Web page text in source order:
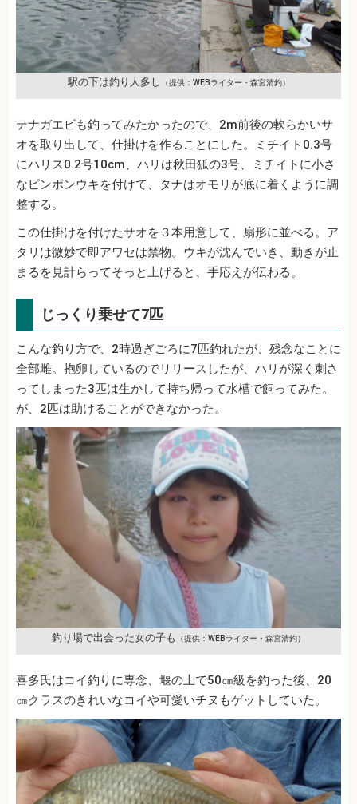
駅の下は釣り人多し （提供：WEBライター・森宮清釣）
テナガエビも釣ってみたかったので、2m前後の軟らかいサ
オを取り出して、仕掛けを作ることにした。ミチイト0.3号
にハリス0.2号10cm、ハリは秋田狐の3号、ミチイトに小さ
なピンポンウキを付けて、タナはオモリが底に着くように調
整する。
この仕掛けを付けたサオを３本用意して、扇形に並べる。ア
タリは微妙で即アワセは禁物。ウキが沈んでいき、動きが止
まるを見計らってそっと上げると、手応えが伝わる。
じっくり乗せて7匹
こんな釣り方で、2時過ぎごろに7匹釣れたが、残念なことに
全部雌。抱卵しているのでリリースしたが、ハリが深く刺さ
ってしまった3匹は生かして持ち帰って水槽で飼ってみた。
が、2匹は助けることができなかった。
釣り場で出会った女の子も （提供：WEBライター・森宮清釣）
喜多氏はコイ釣りに専念、堰の上で50㎝級を釣った後、20
㎝クラスのきれいなコイや可愛いチヌもゲットしていた。